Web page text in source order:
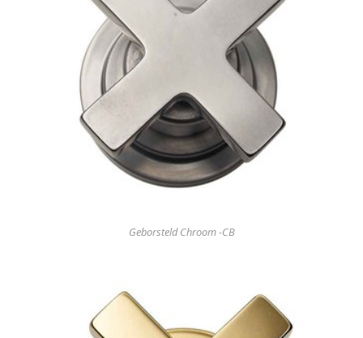
Geborsteld Chroom -CB